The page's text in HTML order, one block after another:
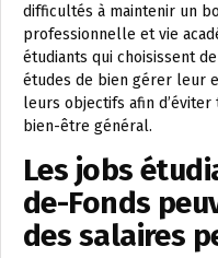
difficultés à maintenir un
professionnelle et vie
étudiants qui choisissent
études de bien gérer leur
leurs objectifs afin
bien-être général.
Les jobs
de-Fonds
des salaires